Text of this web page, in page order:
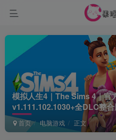
模拟人生4｜The Sims 4｜官
v1.111.102.1030+全DLC整
首页 电脑游戏 正文